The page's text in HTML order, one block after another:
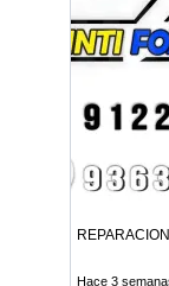
Hace 3